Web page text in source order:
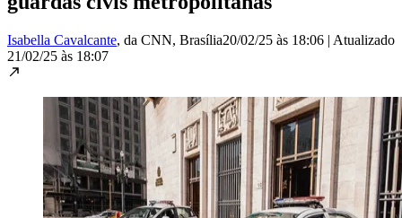
Isabella Cavalcante, da CNN, Brasília20/02/25 às 18:06 | Atualizado
21/02/25 às 18:07